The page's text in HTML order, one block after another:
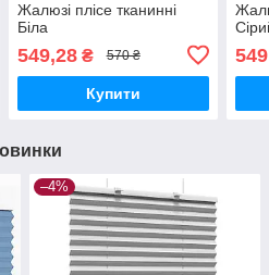
Жалюзі плісе тканинні
Біла
549,28₴ 570 ₴
Купити
–4%